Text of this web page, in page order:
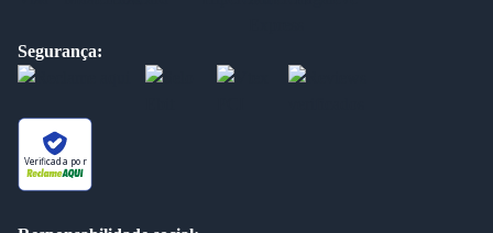
Segurança:
Verificada por